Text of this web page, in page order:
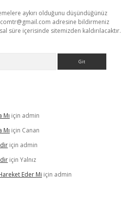
aykırı olduğunu düşündüğünüz
adresine bildirmeniz
süre içerisinde sitemizden kaldırılacaktır.
için admin
için Canan
için admin
için Yalnız
Eder Mi için admin